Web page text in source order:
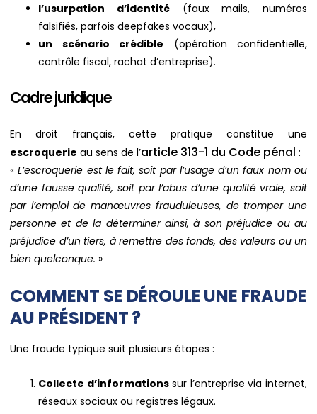
l’usurpation d’identité(faux mails, numéros
falsifiés, parfois deepfakes vocaux),
un scénario crédible (opération confidentielle,
contrôle fiscal, rachat d’entreprise).
Cadre juridique
En droit français, cette pratique constitue une
escroquerie au sens de l’article 313-1 du Code pénal :
«L’escroquerie est le fait, soit par l’usage d’un faux nom ou
d’une fausse qualité, soit par l’abus d’une qualité vraie, soit
par l’emploi de manœuvres frauduleuses, de tromper une
personne et de la déterminer ainsi, à son préjudice ou au
préjudice d’un tiers, à remettre des fonds, des valeurs ou un
bien quelconque. »
COMMENT SE DÉROULE UNE FRAUDE
AU PRÉSIDENT ?
Une fraude typique suit plusieurs étapes :
Collecte d’informationssur l’entreprise via internet,
réseaux sociaux ou registres légaux.